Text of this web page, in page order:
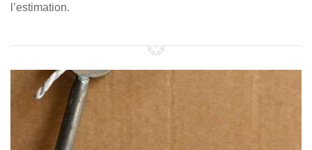
l’estimation.